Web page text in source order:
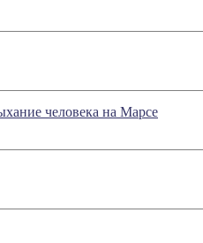
человека на Марсе